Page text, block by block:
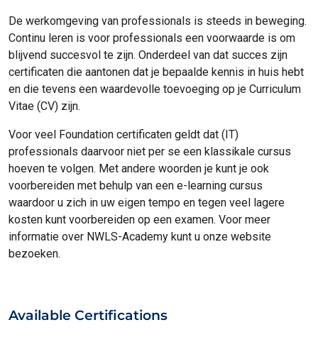
De werkomgeving van professionals is steeds in beweging.
Continu leren is voor professionals een voorwaarde is om
blijvend succesvol te zijn. Onderdeel van dat succes zijn
certificaten die aantonen dat je bepaalde kennis in huis hebt
en die tevens een waardevolle toevoeging op je Curriculum
Vitae (CV) zijn.
Voor veel Foundation certificaten geldt dat (IT)
professionals daarvoor niet per se een klassikale cursus
hoeven te volgen. Met andere woorden je kunt je ook
voorbereiden met behulp van een e-learning cursus
waardoor u zich in uw eigen tempo en tegen veel lagere
kosten kunt voorbereiden op een examen. Voor meer
informatie over NWLS-Academy kunt u onze website
bezoeken.
Available Certifications